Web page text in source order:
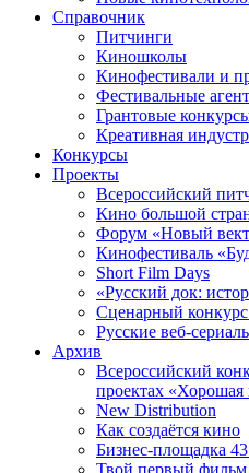
Справочник
Питчинги
Киношколы
Кинофестивали и
Фестивальные
Грантовые
Креативная
Конкурсы
Проекты
Всероссийский
Кино большой
Форум «Новый
Кинофестиваль
Short Film Days
«Русский док:
Сценарный
Русские веб-
Архив
Всероссийский
проектах «Хорошая
New Distribution
Как создаётся кино
Бизнес-площадка
Твой первый фильм